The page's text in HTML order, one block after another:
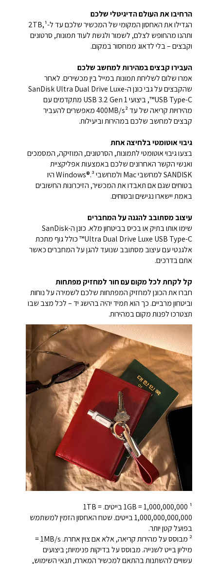
הרחיבו את העולם הדיגיטלי שלכם
הגדילו את האחסון המקומי של המכשיר שלכם עד ל-2TB,¹
ותהנו מהחופש לצלם, לשמור ולגשת לעוד תמונות, סרטונים
וקבצים – בלי לדאוג ממחסור במקום.
העבירו קבצים במהירות למחשב שלכם
אמרו שלום לשליחת תמונות במייל בין מכשירים. לאחר
שהקבצים על גבי כונן ה-SanDisk Ultra Dual Drive Luxe
USB Type-C™, ביצועי USB 3.2 Gen 1 מתקדמים עם
מהירויות קריאה של עד 400MB/s² מאפשרים להעביר
קבצים למחשב שלכם במהירות וביעילות.
גיבוי אוטומטי בלחיצה אחת
בצעו גיבוי אוטומטי לתמונות, הסרטונים, המוזיקה, המסמכים
ואנשי הקשר האחרונים שלכם באמצעות אפליקציית
SANDISK למחשבי Mac ולמחשבי Windows®.³ היו
בטוחים שגם אם תאבדו את המכשיר, הזיכרונות החשובים
באמת יישארו נגישים ובטוחים.
עיצוב מסתובב להגנה על המחברים
שימו אותו בתיק או בכיס בביטחון מלא. כונן ה-SanDisk
Ultra Dual Drive Luxe USB Type-C™ כולל גוף מתכת
אלגנטי עם עיצוב מסתובב שנועד להגן על המחברים כאשר
אתם בדרכים.
קל לקחת לכל מקום עם חור למחזיק מפתחות
חברו את הכונן למחזיק המפתחות שלכם לשמירה על נוחות
וביטחון מרביים. כך הוא תמיד יהיה בהישג יד – לכל מצב שבו
תצטרכו לפנות מקום במהירות.
¹ ‎1GB = ‎1,000,000,000 בייטים. ‎1TB =
‎1,000,000,000,000 בייטים. שטח האחסון הזמין למשתמש
בפועל קטן יותר.
² מבוסס על מהירות קריאה, אלא אם צוין אחרת. ‎1MB/s =
מיליון בייט לשנייה. מבוסס על בדיקות פנימיות; ביצועים
עשויים להשתנות בהתאם למכשיר המארח, תנאי השימוש,